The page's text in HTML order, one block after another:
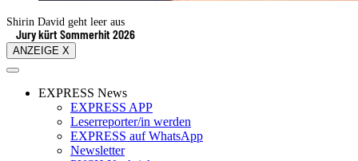
Shirin David geht leer aus
Jury kürt Sommerhit 2026
ANZEIGE X
EXPRESS News
EXPRESS APP
Leserreporter/in werden
EXPRESS auf WhatsApp
Newsletter